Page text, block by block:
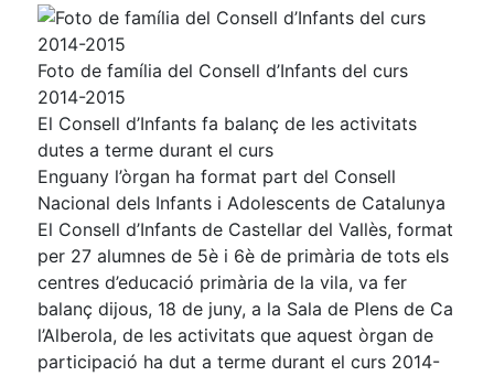
Foto de família del Consell d’Infants del curs
2014-2015
El Consell d’Infants fa balanç de les activitats
dutes a terme durant el curs
Enguany l’òrgan ha format part del Consell
Nacional dels Infants i Adolescents de Catalunya
El Consell d’Infants de Castellar del Vallès, format
per 27 alumnes de 5è i 6è de primària de tots els
centres d’educació primària de la vila, va fer
balanç dijous, 18 de juny, a la Sala de Plens de Ca
l’Alberola, de les activitats que aquest òrgan de
participació ha dut a terme durant el curs 2014-